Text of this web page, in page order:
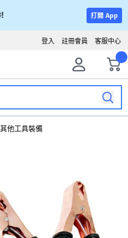
打開 App
客服中心
註冊會員
登入
其他工具裝備